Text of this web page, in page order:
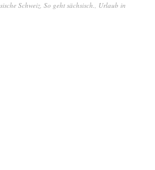
Schweiz, So geht sächsisch., Urlaub in